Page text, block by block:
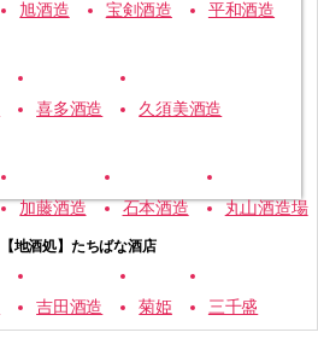
旭酒造 宝剣酒造 平和酒造
喜多酒造 久須美酒造
加藤酒造 石本酒造 丸山酒造場
吉田酒造 菊姫 三千盛
【地酒処】たちばな酒店